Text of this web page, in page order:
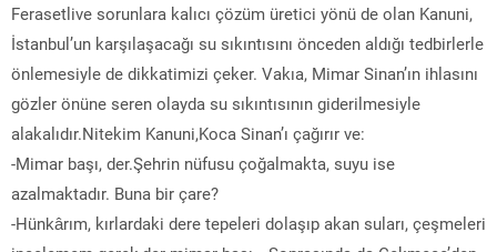
Ferasetlive sorunlara kalıcı çözüm üretici yönü de olan Kanuni,
İstanbul’un karşılaşacağı su sıkıntısını önceden aldığı tedbirlerle
önlemesiyle de dikkatimizi çeker. Vakıa, Mimar Sinan’ın ihlasını
gözler önüne seren olayda su sıkıntısının giderilmesiyle
alakalıdır.Nitekim Kanuni,Koca Sinan’ı çağırır ve:
-Mimar başı, der.Şehrin nüfusu çoğalmakta, suyu ise
azalmaktadır. Buna bir çare?
-Hünkârım, kırlardaki dere tepeleri dolaşıp akan suları, çeşmeleri